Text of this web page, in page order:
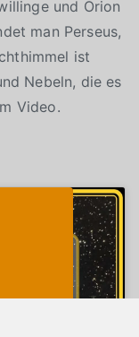
und Orion
man Perseus,
ist
Nebeln, die es
Video.